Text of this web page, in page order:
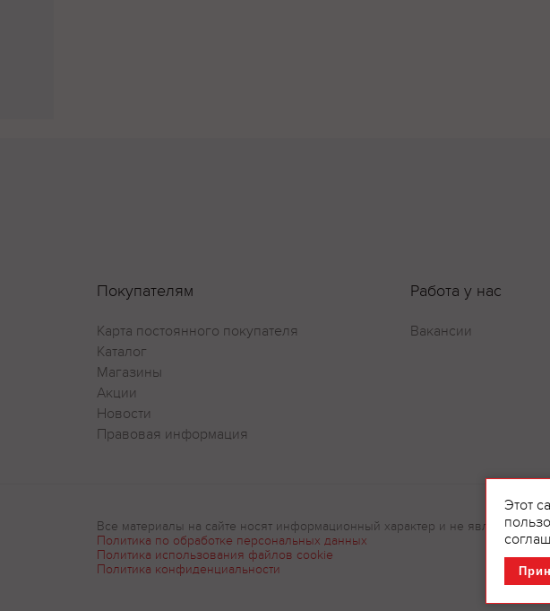
Покупателям
Карта постоянного покупателя
Каталог
Магазины
Акции
Новости
Правовая информация
Работа у нас
Вакансии
Все материалы на сайте носят информационный характер и не являются
Политика по обработке персональных данных
Политика использования файлов cookie
Политика конфиденциальности
Этот